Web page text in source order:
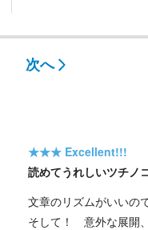
次へ
★★★ Excellent!!!
読めてうれしいツチノ
文章のリズムがいいの
そして！ 意外な展開